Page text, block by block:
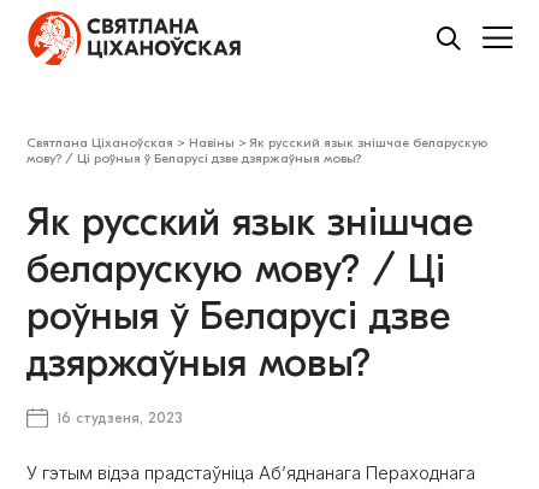
Святлана Ціханоўская > Навіны >Як русский язык знішчае беларускую
мову? / Ці роўныя ў Беларусі дзве дзяржаўныя мовы?
Як русский язык знішчае
беларускую мову? / Ці
роўныя ў Беларусі дзве
дзяржаўныя мовы?
16 студзеня, 2023
У гэтым відэа прадстаўніца Аб’яднанага Пераходнага